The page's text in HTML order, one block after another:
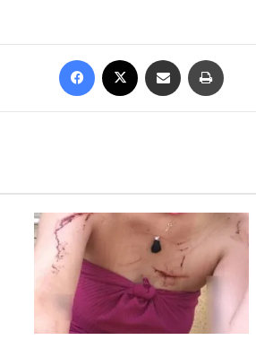
Facebook Compartilhar via e-mail